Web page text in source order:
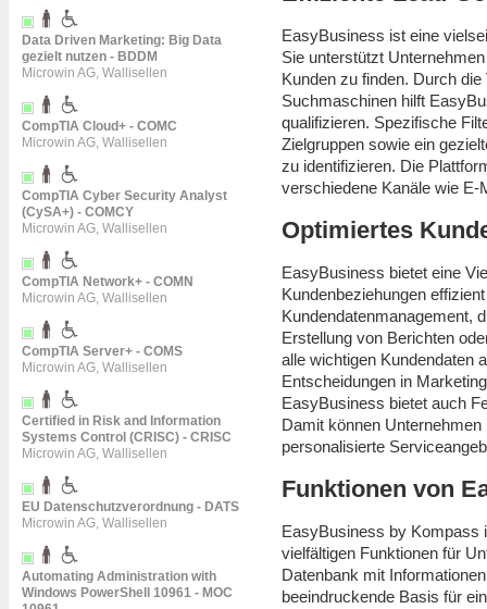
Data Driven Marketing: Big Data
gezielt nutzen - BDDM
Microwin AG, Wallisellen
CompTIA Cloud+ - COMC
Microwin AG, Wallisellen
CompTIA Cyber Security Analyst
(CySA+) - COMCY
Microwin AG, Wallisellen
CompTIA Network+ - COMN
Microwin AG, Wallisellen
CompTIA Server+ - COMS
Microwin AG, Wallisellen
Certified in Risk and Information
Systems Control (CRISC) - CRISC
Microwin AG, Wallisellen
EU Datenschutzverordnung - DATS
Microwin AG, Wallisellen
Automating Administration with
Windows PowerShell 10961 - MOC
EasyBusiness ist eine
Sie unterstützt
Kunden zu finden. Durch
Suchmaschinen hilft
qualifizieren. Spezifische
Zielgruppen sowie ein
zu identifizieren. Die
verschiedene Kanäle wie E-
Optimiertes
EasyBusiness bietet eine
Kundenbeziehungen
Kundendatenmanagement,
Erstellung von Berichten
alle wichtigen Kundendaten
Entscheidungen in
EasyBusiness bietet auch
Damit können
personalisierte
Funktionen von
EasyBusiness by Kompass
vielfältigen Funktionen für
Datenbank mit
beeindruckende Basis für